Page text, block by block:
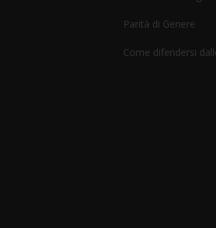
Parità di Genere
Come difendersi